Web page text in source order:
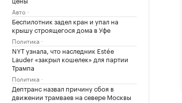
Авто
Беспилотник задел кран и упал на
крышу строящегося дома в Уфе
Политика
NYT узнала, что наследник Estée
Lauder «закрыл кошелек» для партии
Трампа
Политика
Дептранс назвал причину сбоя в
движении трамваев на севере Москвы